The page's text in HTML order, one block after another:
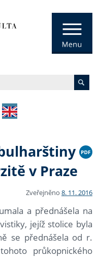
v Praze
Zveřejněno 8. 11. 2016
a přednášela na
jejíž stolice byla
se přednášela od r.
průkopnického